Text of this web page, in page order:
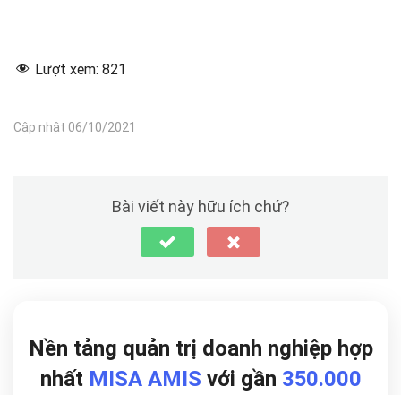
Lượt xem: 821
Cập nhật 06/10/2021
Bài viết này hữu ích chứ?
Nền tảng quản trị doanh nghiệp hợp
nhất MISA AMIS với gần 350.000